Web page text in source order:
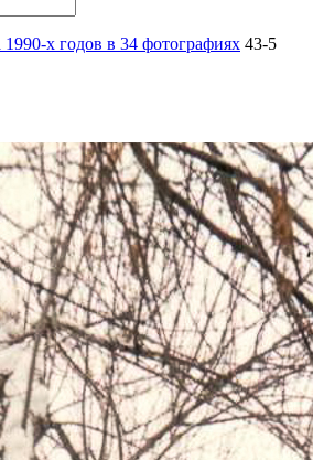
х годов в 34 фотографиях 43-5